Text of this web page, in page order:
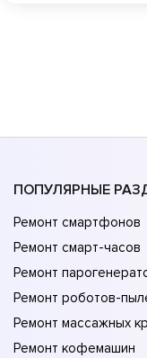
ПОПУЛЯРНЫЕ
Ремонт смартфонов
Ремонт смарт-часов
Ремонт
Ремонт роботов-
Ремонт массажных
Ремонт кофемашин